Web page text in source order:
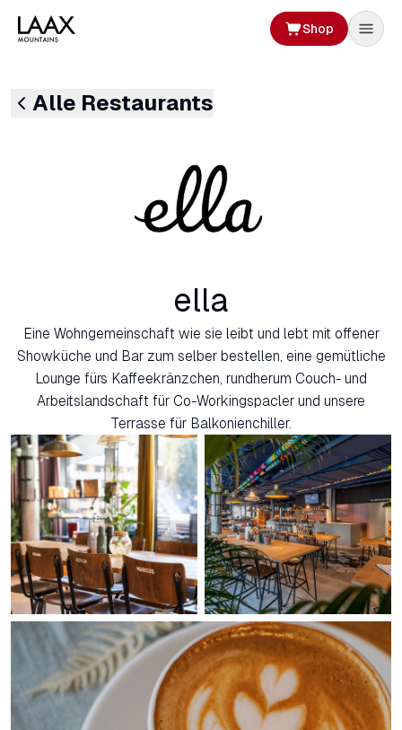
Shop
Alle Restaurants
ella
Eine Wohngemeinschaft wie sie leibt und lebt mit offener
Showküche und Bar zum selber bestellen, eine gemütliche
Lounge fürs Kaffeekränzchen, rundherum Couch- und
Arbeitslandschaft für Co-Workingspacler und unsere
Terrasse für Balkonienchiller.